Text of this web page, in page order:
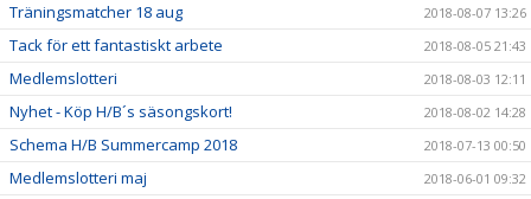
Träningsmatcher 18 aug 2018-08-07 13:26
Tack för ett fantastiskt arbete 2018-08-05 21:43
Medlemslotteri 2018-08-03 12:11
Nyhet - Köp H/B´s säsongskort! 2018-08-02 14:28
Schema H/B Summercamp 2018 2018-07-13 00:50
Medlemslotteri maj 2018-06-01 09:32